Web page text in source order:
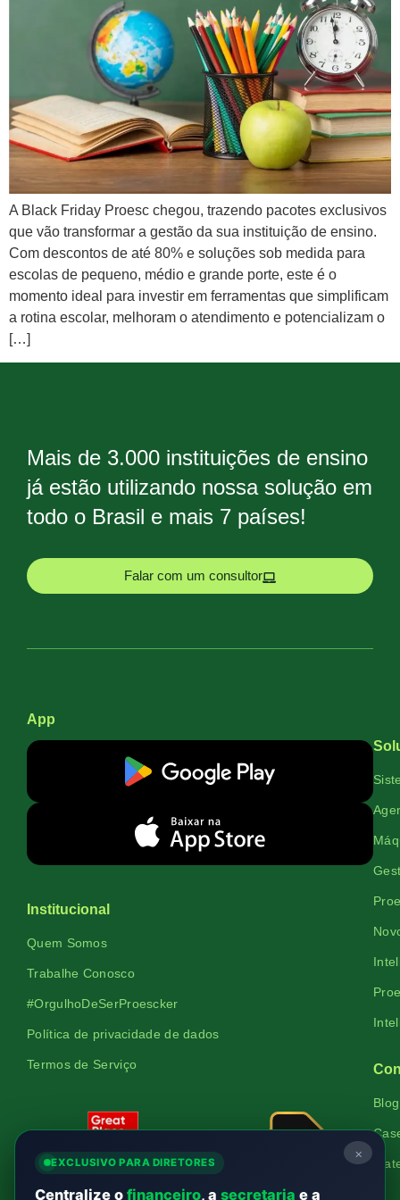
A Black Friday Proesc chegou, trazendo pacotes exclusivos
que vão transformar a gestão da sua instituição de ensino.
Com descontos de até 80% e soluções sob medida para
escolas de pequeno, médio e grande porte, este é o
momento ideal para investir em ferramentas que simplificam
a rotina escolar, melhoram o atendimento e potencializam o
[…]
Mais de 3.000 instituições de ensino
já estão utilizando nossa solução em
todo o Brasil e mais 7 países!
Falar com um consultor
App
Institucional
Quem Somos
Trabalhe Conosco
#OrgulhoDeSerProescker
Política de privacidade de dados
Termos de Serviço
Blog
×
EXCLUSIVO PARA DIRETORES
Centralize o financeiro, a secretaria e a